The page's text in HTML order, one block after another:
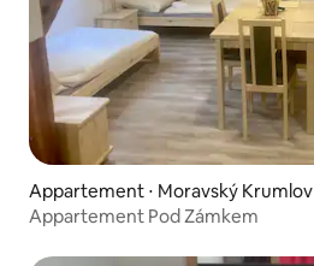
Appartement ⋅ Moravský Krumlov
Appartement Pod Zámkem